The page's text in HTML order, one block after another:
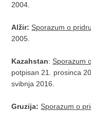
2004.
Alžir: Sporazum o
2005.
Kazahstan: Sporazum
potpisan 21. prosinca
svibnja 2016.
Gruzija: Sporazum o